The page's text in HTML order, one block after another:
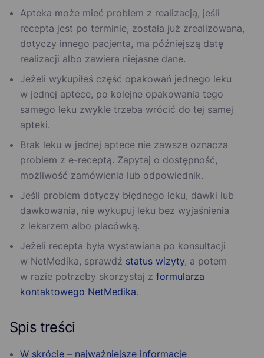
Apteka może mieć problem z realizacją, jeśli
recepta jest po terminie, została już zrealizowana,
dotyczy innego pacjenta, ma późniejszą datę
realizacji albo zawiera niejasne dane.
Jeżeli wykupiłeś część opakowań jednego leku
w jednej aptece, po kolejne opakowania tego
samego leku zwykle trzeba wrócić do tej samej
apteki.
Brak leku w jednej aptece nie zawsze oznacza
problem z e-receptą. Zapytaj o dostępność,
możliwość zamówienia lub odpowiednik.
Jeśli problem dotyczy błędnego leku, dawki lub
dawkowania, nie wykupuj leku bez wyjaśnienia
z lekarzem albo placówką.
Jeżeli recepta była wystawiana po konsultacji
w NetMedika, sprawdź status wizyty, a potem
w razie potrzeby skorzystaj z formularza
kontaktowego NetMedika.
Spis treści
W skrócie – najważniejsze informacje